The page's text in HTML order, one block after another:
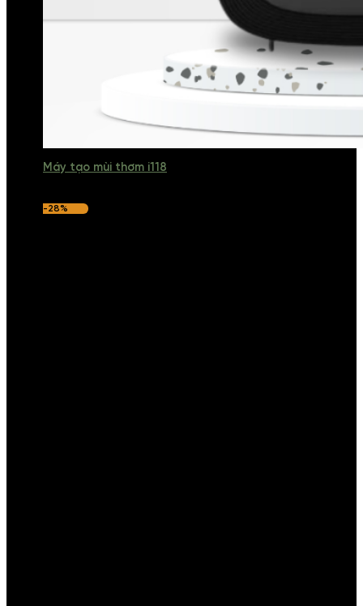
Máy tạo mùi thơm i118
-28%